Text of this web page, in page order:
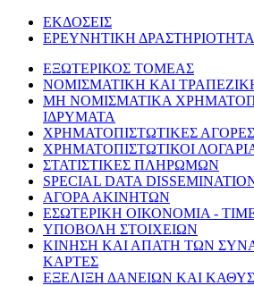
ΕΚΔΟΣΕΙΣ
ΕΡΕΥΝΗΤΙΚΗ ΔΡΑΣΤΗΡΙΟΤΗΤΑ
ΕΞΩΤΕΡΙΚΟΣ ΤΟΜΕΑΣ
ΝΟΜΙΣΜΑΤΙΚΗ ΚΑΙ
ΜΗ ΝΟΜΙΣΜΑΤΙΚΑ
ΙΔΡΥΜΑΤΑ
ΧΡΗΜΑΤΟΠΙΣΤΩΤΙΚΕΣ ΑΓΟΡΕΣ
ΧΡΗΜΑΤΟΠΙΣΤΩΤΙΚΟΙ
ΣΤΑΤΙΣΤΙΚΕΣ ΠΛΗΡΩΜΩΝ
SPECIAL DATA
ΑΓΟΡΑ ΑΚΙΝΗΤΩΝ
ΕΣΩΤΕΡΙΚΗ ΟΙΚΟΝΟΜΙΑ -
ΥΠΟΒΟΛΗ ΣΤΟΙΧΕΙΩΝ
ΚΙΝΗΣΗ ΚΑΙ ΑΠΑΤΗ ΤΩΝ
ΚΑΡΤΕΣ
ΕΞΕΛΙΞΗ ΔΑΝΕΙΩΝ ΚΑΙ